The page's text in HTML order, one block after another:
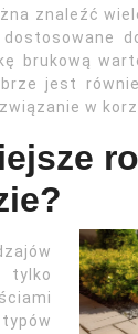
znaleźć
brukową
jest
w
tylko